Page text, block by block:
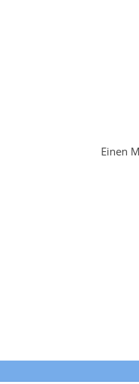
Einen